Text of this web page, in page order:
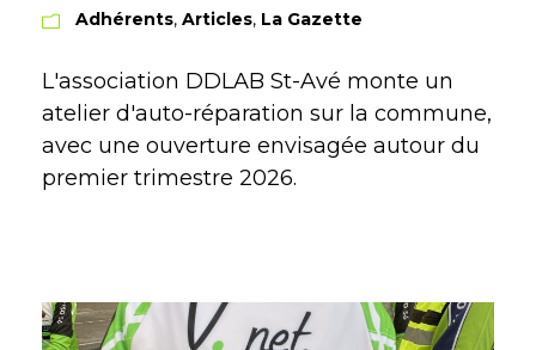
Adhérents, Articles, La Gazette
L'association DDLAB St-Avé monte un
atelier d'auto-réparation sur la commune,
avec une ouverture envisagée autour du
premier trimestre 2026.